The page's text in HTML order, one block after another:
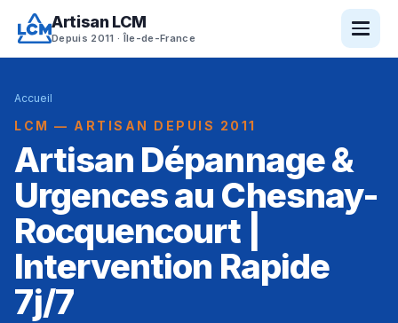
Artisan LCM
Depuis 2011 · Île-de-France
Accueil
LCM — ARTISAN DEPUIS 2011
Artisan Dépannage &
Urgences au Chesnay-
Rocquencourt |
Intervention Rapide
7j/7